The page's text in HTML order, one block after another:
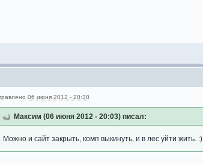
06 июня 2012 - 20:30
Максим (06 июня 2012 - 20:03) писал:
Можно и сайт закрыть, комп выкинуть, и в лес уйти жить. :)